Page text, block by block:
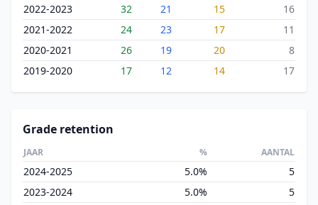
2022-2023
32 21 15
16
2021-2022
24 23 17
11
2020-2021
26 19 20
8
2019-2020
17 12 14 17
Grade retention
JAAR % AANTAL
2024-2025 5.0%
5
2023-2024
5.0%
5